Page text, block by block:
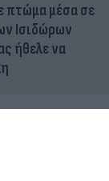
πτώμα μέσα σε
Ισιδώρων
ήθελε να